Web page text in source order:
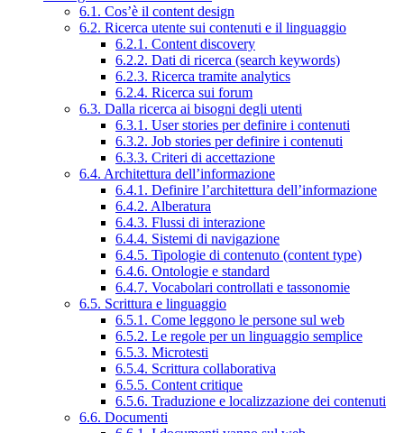
6.1. Cos’è il content design
6.2. Ricerca utente sui contenuti e il linguaggio
6.2.1. Content discovery
6.2.2. Dati di ricerca (search keywords)
6.2.3. Ricerca tramite analytics
6.2.4. Ricerca sui forum
6.3. Dalla ricerca ai bisogni degli utenti
6.3.1. User stories per definire i contenuti
6.3.2. Job stories per definire i contenuti
6.3.3. Criteri di accettazione
6.4. Architettura dell’informazione
6.4.1. Definire l’architettura dell’informazione
6.4.2. Alberatura
6.4.3. Flussi di interazione
6.4.4. Sistemi di navigazione
6.4.5. Tipologie di contenuto (content type)
6.4.6. Ontologie e standard
6.4.7. Vocabolari controllati e tassonomie
6.5. Scrittura e linguaggio
6.5.1. Come leggono le persone sul web
6.5.2. Le regole per un linguaggio semplice
6.5.3. Microtesti
6.5.4. Scrittura collaborativa
6.5.5. Content critique
6.5.6. Traduzione e localizzazione dei contenuti
6.6. Documenti